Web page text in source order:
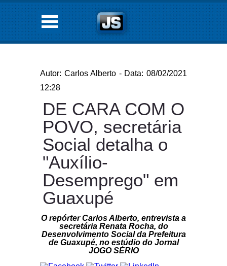
Autor: Carlos Alberto - Data: 08/02/2021
12:28
DE CARA COM O
POVO, secretária
Social detalha o
"Auxílio-
Desemprego" em
Guaxupé
O repórter Carlos Alberto, entrevista a
secretária Renata Rocha, do
Desenvolvimento Social da Prefeitura
de Guaxupé, no estúdio do Jornal
JOGO SÉRIO